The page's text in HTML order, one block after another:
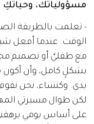
مسؤولياتك،
- تعلمت بالطريقة
الوقت. عندما أفعل
مع طفليَّ أو تصميم
بشكلٍ كامل، وأن أكون
يدي. وكنساء، نحن
لكن طوال مسيرتي
على أساس يومي